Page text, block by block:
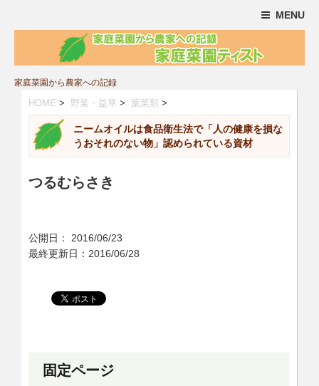
MENU
家庭菜園から農家への記録
HOME > 野菜・益草 > 葉菜類 >
ニームオイルは食品衛生法で「人の健康を損な
うおそれのない物」認められている資材
つるむらさき
公開日： 2016/06/23
最終更新日：2016/06/28
固定ページ